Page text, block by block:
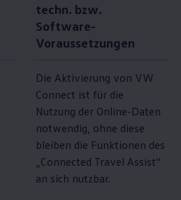
techn. bzw.
Software-
Voraussetzungen
Die Aktivierung von VW
Connect ist für die
Nutzung der Online-Daten
notwendig, ohne diese
bleiben die Funktionen des
„Connected Travel Assist“
an sich nutzbar.